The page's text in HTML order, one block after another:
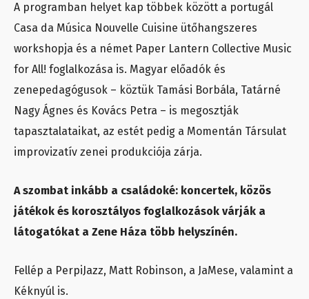
A programban helyet kap többek között a portugál
Casa da Música Nouvelle Cuisine ütőhangszeres
workshopja és a német Paper Lantern Collective Music
for All! foglalkozása is. Magyar előadók és
zenepedagógusok – köztük Tamási Borbála, Tatárné
Nagy Ágnes és Kovács Petra – is megosztják
tapasztalataikat, az estét pedig a Momentán Társulat
improvizatív zenei produkciója zárja.
A szombat inkább a családoké: koncertek, közös
játékok és korosztályos foglalkozások várják a
látogatókat a Zene Háza több helyszínén.
Fellép a PerpiJazz, Matt Robinson, a JaMese, valamint a
Kéknyúl is.